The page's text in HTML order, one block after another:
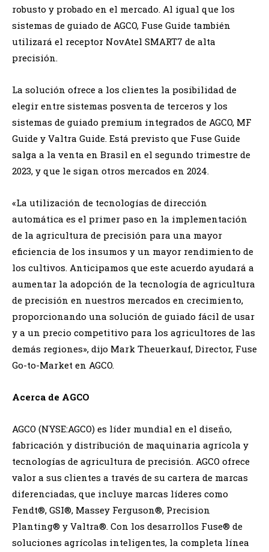
robusto y probado en el mercado. Al igual que los
sistemas de guiado de AGCO, Fuse Guide también
utilizará el receptor NovAtel SMART7 de alta
precisión.
La solución ofrece a los clientes la posibilidad de
elegir entre sistemas posventa de terceros y los
sistemas de guiado premium integrados de AGCO, MF
Guide y Valtra Guide. Está previsto que Fuse Guide
salga a la venta en Brasil en el segundo trimestre de
2023, y que le sigan otros mercados en 2024.
«La utilización de tecnologías de dirección
automática es el primer paso en la implementación
de la agricultura de precisión para una mayor
eficiencia de los insumos y un mayor rendimiento de
los cultivos. Anticipamos que este acuerdo ayudará a
aumentar la adopción de la tecnología de agricultura
de precisión en nuestros mercados en crecimiento,
proporcionando una solución de guiado fácil de usar
y a un precio competitivo para los agricultores de las
demás regiones», dijo Mark Theuerkauf, Director, Fuse
Go-to-Market en AGCO.
Acerca de AGCO
AGCO (NYSE:AGCO) es líder mundial en el diseño,
fabricación y distribución de maquinaria agrícola y
tecnologías de agricultura de precisión. AGCO ofrece
valor a sus clientes a través de su cartera de marcas
diferenciadas, que incluye marcas líderes como
Fendt®, GSI®, Massey Ferguson®, Precision
Planting® y Valtra®. Con los desarrollos Fuse® de
soluciones agrícolas inteligentes, la completa línea